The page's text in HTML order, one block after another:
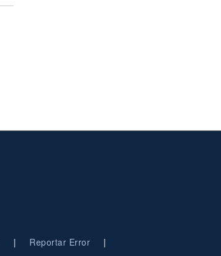
| Reportar Error |